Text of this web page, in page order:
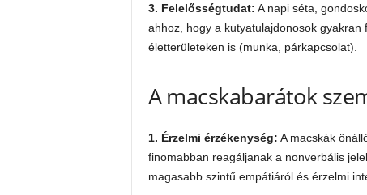
3. Felelősségtudat: A napi séta,
ahhoz, hogy a kutyatulajdonosok
életterületeken is (munka, párkapcsolat).
A macskabarátok
1. Érzelmi érzékenység: A macskák
finomabban reagáljanak a nonverbális
magasabb szintű empátiáról és érzelmi